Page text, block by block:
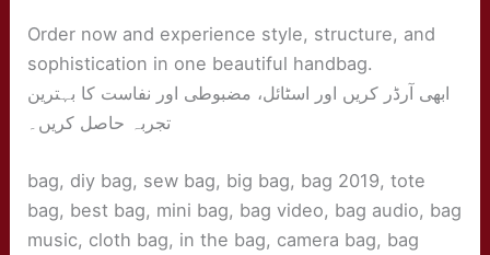
Order now and experience style, structure, and
sophistication in one beautiful handbag.
ابھی آرڈر کریں اور اسٹائل، مضبوطی اور نفاست کا بہترین
تجربہ حاصل کریں۔
bag, diy bag, sew bag, big bag, bag 2019, tote
bag, best bag, mini bag, bag video, bag audio, bag
music, cloth bag, in the bag, camera bag, bag